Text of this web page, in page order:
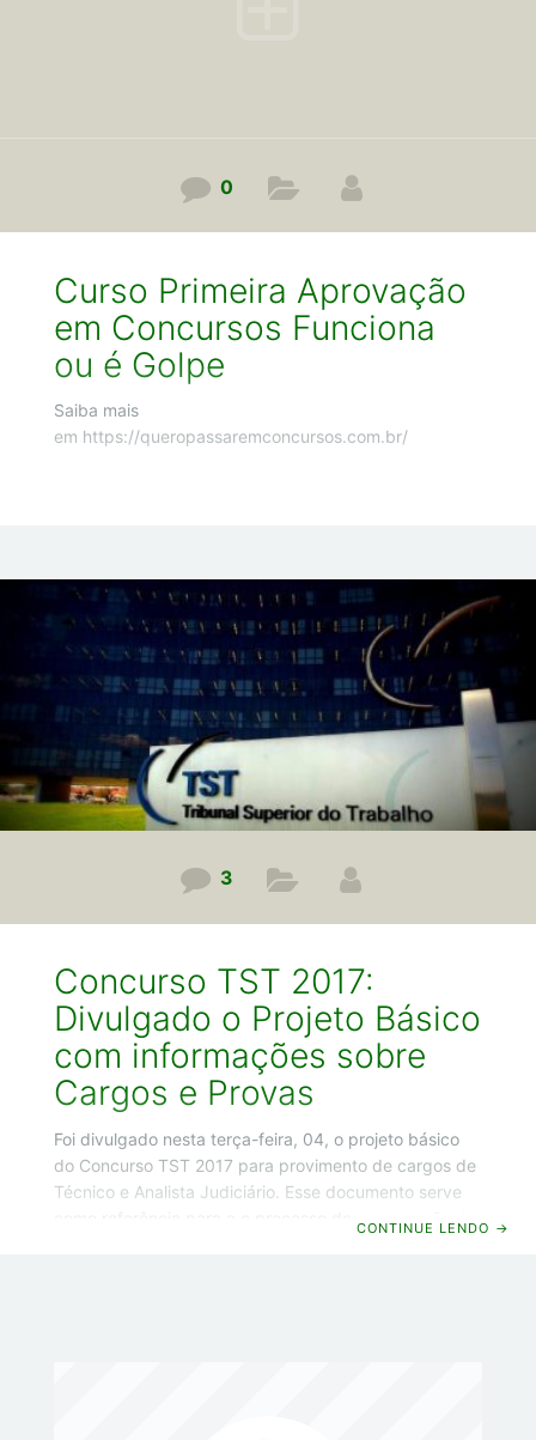
0
Curso Primeira Aprovação
em Concursos Funciona
ou é Golpe
Saiba mais
em https://queropassaremconcursos.com.br/
3
Concurso TST 2017:
Divulgado o Projeto Básico
com informações sobre
Cargos e Provas
Foi divulgado nesta terça-feira, 04, o projeto básico
do Concurso TST 2017 para provimento de cargos de
Técnico e Analista Judiciário. Esse documento serve
CONTINUE LENDO →